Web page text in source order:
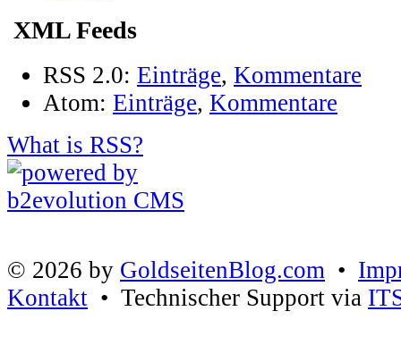
XML Feeds
RSS 2.0: Einträge, Kommentare
Atom: Einträge, Kommentare
What is RSS?
© 2026 by GoldseitenBlog.com •
Kontakt • Technischer Support via